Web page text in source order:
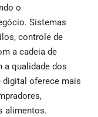
o
Sistemas
controle de
a cadeia de
a qualidade dos
digital oferece mais
alimentos.